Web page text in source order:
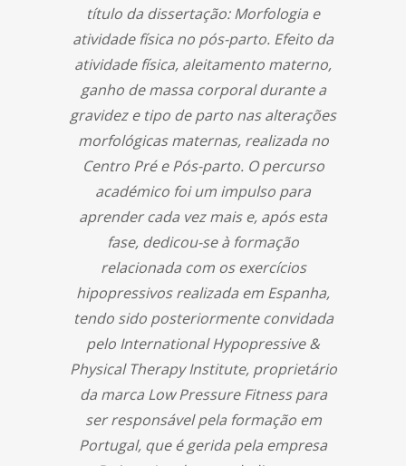
título da dissertação: Morfologia e
atividade física no pós-parto. Efeito da
atividade física, aleitamento materno,
ganho de massa corporal durante a
gravidez e tipo de parto nas alterações
morfológicas maternas, realizada no
Centro Pré e Pós-parto. O percurso
académico foi um impulso para
aprender cada vez mais e, após esta
fase, dedicou-se à formação
relacionada com os exercícios
hipopressivos realizada em Espanha,
tendo sido posteriormente convidada
pelo International Hypopressive &
Physical Therapy Institute, proprietário
da marca Low Pressure Fitness para
ser responsável pela formação em
Portugal, que é gerida pela empresa